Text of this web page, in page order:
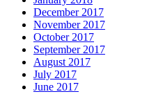
December 2017
November 2017
October 2017
September 2017
August 2017
July 2017
June 2017